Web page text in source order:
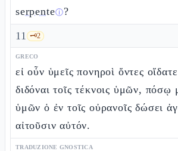
serpenteⓘ?
11 🗝️2
GRECO
εἰ οὖν ὑμεῖς πονηροὶ ὄντες
διδόναι τοῖς τέκνοις ὑμῶν,
ὑμῶν ὁ ἐν τοῖς οὐρανοῖς δώσει
αἰτοῦσιν αὐτόν.
TRADUZIONE GNOSTICA